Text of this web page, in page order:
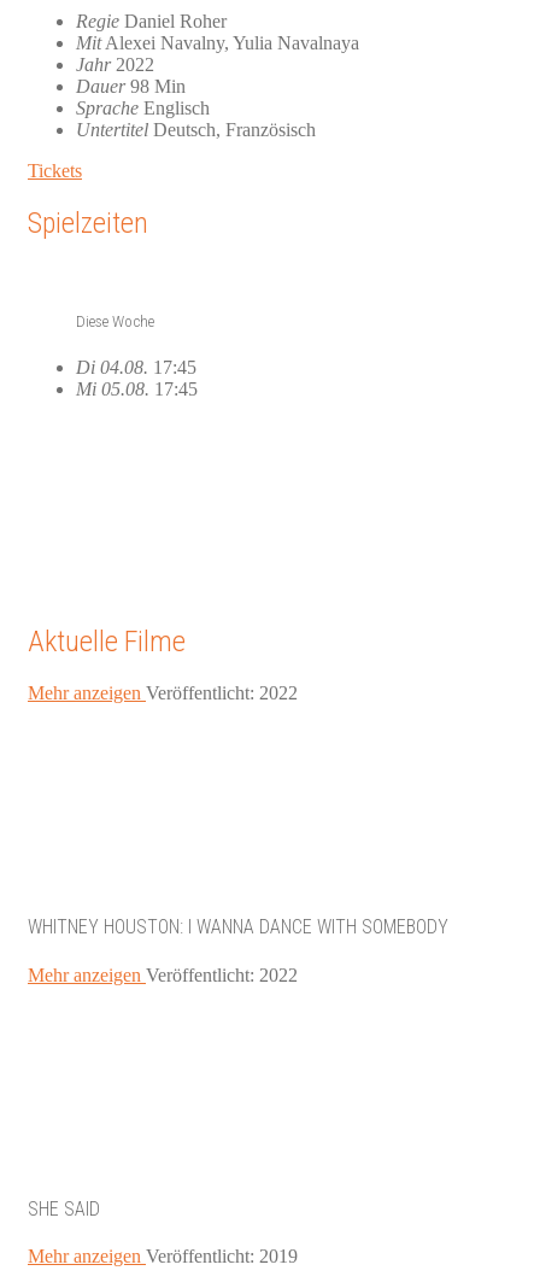
Regie Daniel Roher
MitAlexei Navalny, Yulia Navalnaya
Jahr2022
Dauer98 Min
Sprache Englisch
Untertitel Deutsch, Französisch
Tickets
Spielzeiten
Diese Woche
Di 04.08. 17:45
Mi 05.08. 17:45
Aktuelle Filme
Mehr anzeigen Veröffentlicht: 2022
WHITNEY HOUSTON: I WANNA DANCE WITH SOMEBODY
Mehr anzeigen Veröffentlicht: 2022
SHE SAID
Mehr anzeigen Veröffentlicht: 2019